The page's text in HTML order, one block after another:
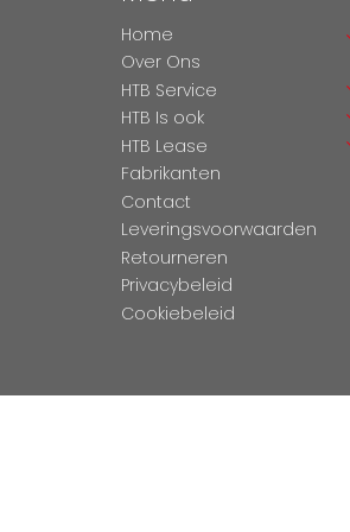
Home
Over Ons
HTB Service
HTB Is ook
HTB Lease
Fabrikanten
Contact
Leveringsvoorwaarden
Retourneren
Privacybeleid
Cookiebeleid